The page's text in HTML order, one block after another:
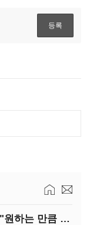
이란, 미국과 협상설 '전면 부인'…"원하는 만큼 전쟁 가능"